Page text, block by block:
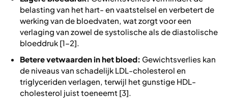
belasting van het hart- en vaatstelsel en verbetert de
werking van de bloedvaten, wat zorgt voor een
verlaging van zowel de systolische als de diastolische
bloeddruk [1–2].
Betere vetwaarden in het bloed: Gewichtsverlies kan
de niveaus van schadelijk LDL-cholesterol en
triglyceriden verlagen, terwijl het gunstige HDL-
cholesterol juist toeneemt [3].